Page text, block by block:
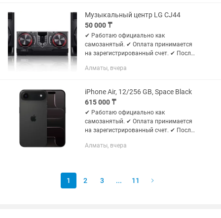
Код на...
Музыкальный центр LG CJ44
50 000 ₸
✔ Работаю официально как
самозанятый. ✔ Оплата принимается
на зарегистрированный счет. ✔ После
подтверждение заказа. Для оплаты
Код на...
Алматы, вчера
iPhone Air, 12/256 GB, Space Black
615 000 ₸
✔ Работаю официально как
самозанятый. ✔ Оплата принимается
на зарегистрированный счет. ✔ После
подтверждение заказа. Для оплаты
Алматы, вчера
1 2 3 ... 11